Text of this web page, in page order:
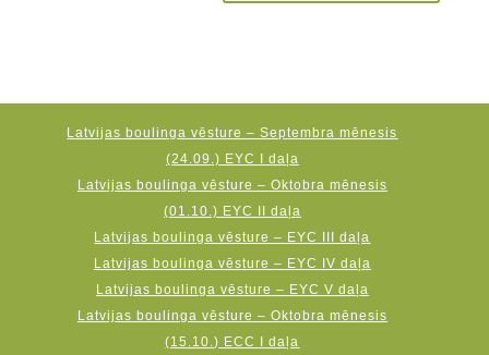
Latvijas boulinga vēsture – Septembra mēnesis
(24.09.) EYC I daļa
Latvijas boulinga vēsture – Oktobra mēnesis
(01.10.) EYC II daļa
Latvijas boulinga vēsture – EYC III daļa
Latvijas boulinga vēsture – EYC IV daļa
Latvijas boulinga vēsture – EYC V daļa
Latvijas boulinga vēsture – Oktobra mēnesis
(15.10.) ECC I daļa